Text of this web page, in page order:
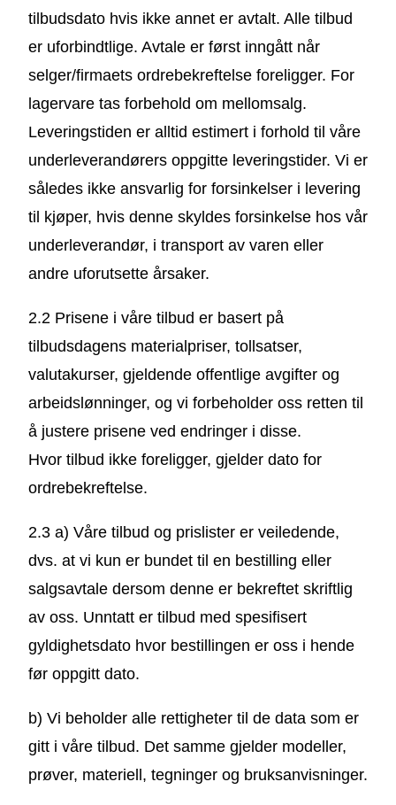
tilbudsdato hvis ikke annet er avtalt. Alle tilbud
er uforbindtlige. Avtale er først inngått når
selger/firmaets ordrebekreftelse foreligger. For
lagervare tas forbehold om mellomsalg.
Leveringstiden er alltid estimert i forhold til våre
underleverandørers oppgitte leveringstider. Vi er
således ikke ansvarlig for forsinkelser i levering
til kjøper, hvis denne skyldes forsinkelse hos vår
underleverandør, i transport av varen eller
andre uforutsette årsaker.
2.2 Prisene i våre tilbud er basert på
tilbudsdagens materialpriser, tollsatser,
valutakurser, gjeldende offentlige avgifter og
arbeidslønninger, og vi forbeholder oss retten til
å justere prisene ved endringer i disse.
Hvor tilbud ikke foreligger, gjelder dato for
ordrebekreftelse.
2.3 a) Våre tilbud og prislister er veiledende,
dvs. at vi kun er bundet til en bestilling eller
salgsavtale dersom denne er bekreftet skriftlig
av oss. Unntatt er tilbud med spesifisert
gyldighetsdato hvor bestillingen er oss i hende
før oppgitt dato.
b) Vi beholder alle rettigheter til de data som er
gitt i våre tilbud. Det samme gjelder modeller,
prøver, materiell, tegninger og bruksanvisninger.